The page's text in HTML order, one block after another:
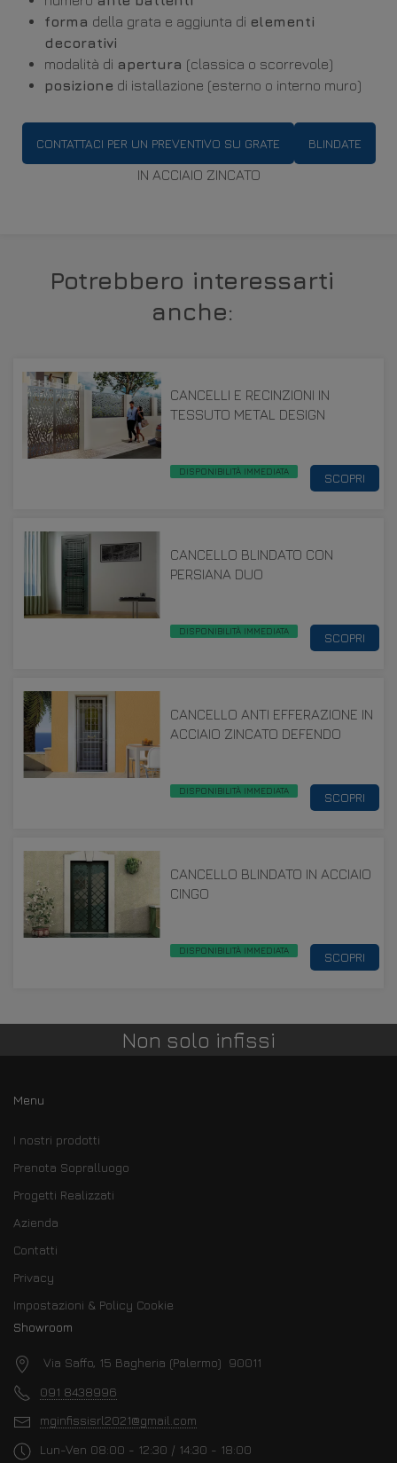
forma della grata e aggiunta di elementi
decorativi
modalità di apertura (classica o scorrevole)
posizione di istallazione (esterno o interno muro)
CONTATTACI PER UN PREVENTIVO SU GRATE BLINDATE
IN ACCIAIO ZINCATO
Potrebbero interessarti
anche:
CANCELLI E RECINZIONI IN
TESSUTO METAL DESIGN
DISPONIBILITÀ IMMEDIATA SCOPRI
CANCELLO BLINDATO CON
PERSIANA DUO
DISPONIBILITÀ IMMEDIATA SCOPRI
CANCELLO ANTI EFFERAZIONE IN
ACCIAIO ZINCATO DEFENDO
DISPONIBILITÀ IMMEDIATA SCOPRI
CANCELLO BLINDATO IN ACCIAIO
CINGO
DISPONIBILITÀ IMMEDIATA SCOPRI
Non solo infissi
Menu
I nostri prodotti
Prenota Sopralluogo
Progetti Realizzati
Azienda
Contatti
Privacy
Impostazioni & Policy Cookie
Showroom
Via Saffo, 15 Bagheria (Palermo) 90011
091 8438996
mginfissisrl2021@gmail.com
Lun-Ven 08:00 - 12:30 / 14:30 - 18:00